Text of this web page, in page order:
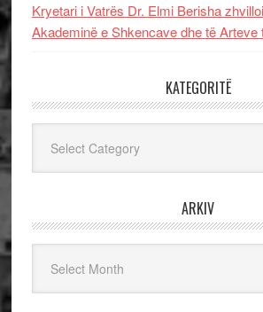
Kryetari i Vatrës Dr. Elmi Berisha
Akademinë e Shkencave dhe të Arteve
KATEGORITË
ARKIV